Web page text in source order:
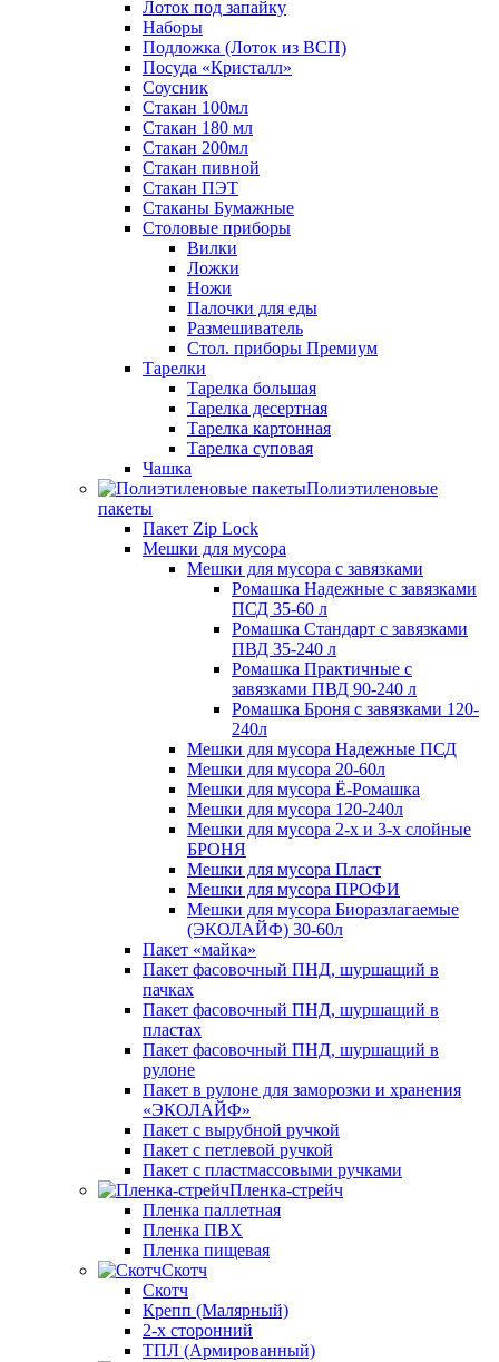
Лоток под запайку
Наборы
Подложка (Лоток из ВСП)
Посуда «Кристалл»
Соусник
Стакан 100мл
Стакан 180 мл
Стакан 200мл
Стакан пивной
Стакан ПЭТ
Стаканы Бумажные
Столовые приборы
Вилки
Ложки
Ножи
Палочки для еды
Размешиватель
Стол. приборы Премиум
Тарелки
Тарелка большая
Тарелка десертная
Тарелка картонная
Тарелка суповая
Чашка
Полиэтиленовые
пакеты
Пакет Zip Lock
Мешки для мусора
Мешки для мусора с завязками
Ромашка Надежные с завязками
ПСД 35-60 л
Ромашка Стандарт с завязками
ПВД 35-240 л
Ромашка Практичные с
завязками ПВД 90-240 л
Ромашка Броня с завязками 120-
240л
Мешки для мусора Надежные ПСД
Мешки для мусора 20-60л
Мешки для мусора Ё-Ромашка
Мешки для мусора 120-240л
Мешки для мусора 2-х и 3-х слойные
БРОНЯ
Мешки для мусора Пласт
Мешки для мусора ПРОФИ
Мешки для мусора Биоразлагаемые
(ЭКОЛАЙФ) 30-60л
Пакет «майка»
Пакет фасовочный ПНД, шуршащий в
пачках
Пакет фасовочный ПНД, шуршащий в
пластах
Пакет фасовочный ПНД, шуршащий в
рулоне
Пакет в рулоне для заморозки и хранения
«ЭКОЛАЙФ»
Пакет с вырубной ручкой
Пакет с петлевой ручкой
Пакет с пластмассовыми ручками
Пленка-стрейч
Пленка паллетная
Пленка ПВХ
Пленка пищевая
Скотч
Скотч
Крепп (Малярный)
2-х сторонний
ТПЛ (Армированный)